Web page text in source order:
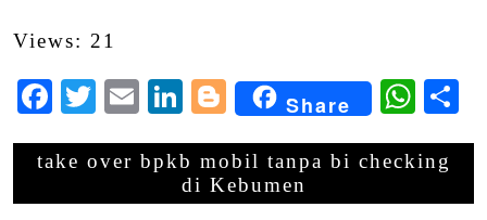
Views: 21
Facebook
Twitter
EmailLinkedIn
Blogger
Share
take over bpkb mobil tanpa bi checking
di Kebumen